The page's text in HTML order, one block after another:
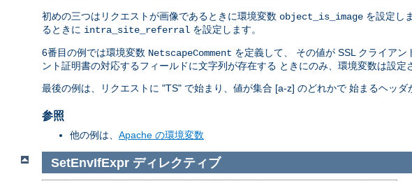
初めの三つはリクエストが画像であるときに環境変数 object_is_image を設定し
るときに intra_site_referral を設定します。
6番目の例では環境変数 NetscapeComment を定義して、 その値が SSL クライア
ント証明書の対応するフィールドに文字列が存在する ときにのみ、環境変数は設定
最後の例は、リクエストに "TS" で始まり、値が集合 [a-z] のどれかで 始まるヘッダ
参照
他の例は、 Apache の環境変数
SetEnvIfExpr ディレクティブ